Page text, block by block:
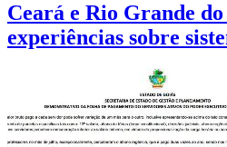
Ceará e Rio Grande
experiências sobre